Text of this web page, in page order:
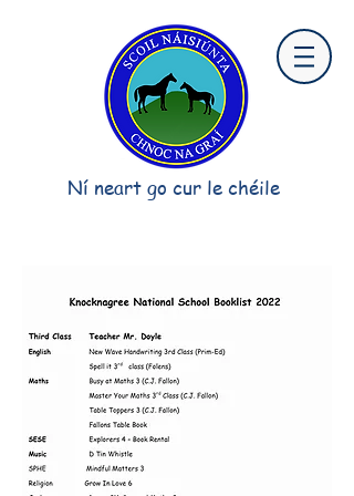
Ní neart go cur le chéile